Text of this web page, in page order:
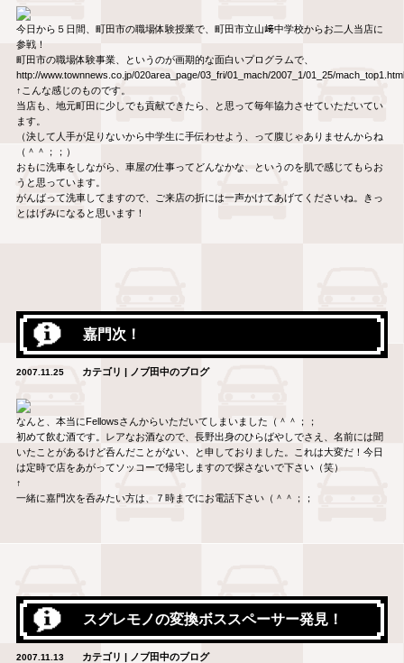
今日から５日間、町田市の職場体験授業で、町田市立山﨑中学校からお二人当店に
参戦！
町田市の職場体験事業、というのが画期的な面白いプログラムで、
http://www.townnews.co.jp/020area_page/03_fri/01_mach/2007_1/01_25/mach_top1.html
↑こんな感じのものです。
当店も、地元町田に少しでも貢献できたら、と思って毎年協力させていただいてい
ます。
（決して人手が足りないから中学生に手伝わせよう、って腹じゃありませんからね
（＾＾；；）
おもに洗車をしながら、車屋の仕事ってどんなかな、というのを肌で感じてもらお
うと思っています。
がんばって洗車してますので、ご来店の折には一声かけてあげてくださいね。きっ
とはげみになると思います！
嘉門次！
2007.11.25 カテゴリ | ノブ田中のブログ
なんと、本当にFellowsさんからいただいてしまいました（＾＾；；
初めて飲む酒です。レアなお酒なので、長野出身のひらばやしでさえ、名前には聞
いたことがあるけど呑んだことがない、と申しておりました。これは大変だ！今日
は定時で店をあがってソッコーで帰宅しますので探さないで下さい（笑）
↑
一緒に嘉門次を呑みたい方は、７時までにお電話下さい（＾＾；；
スグレモノの変換ボススペーサー発見！
2007.11.13 カテゴリ | ノブ田中のブログ